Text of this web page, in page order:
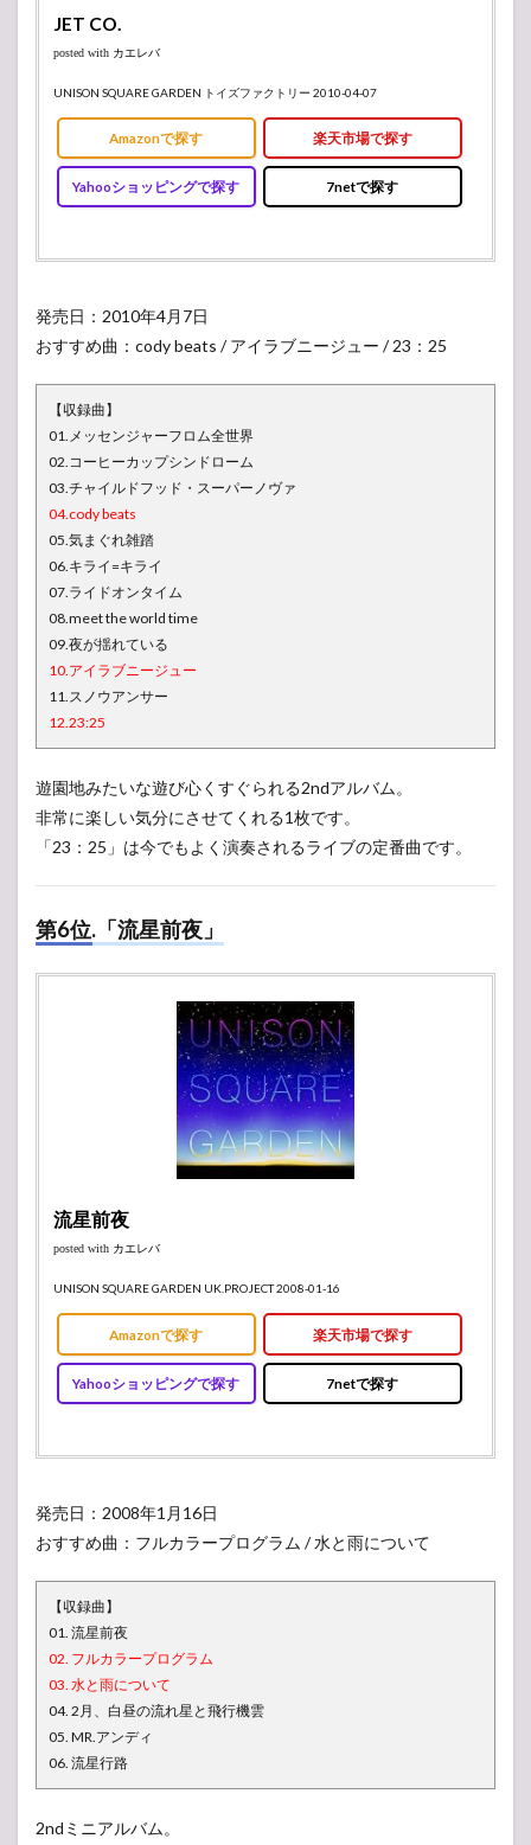
JET CO.
posted with カエレバ
UNISON SQUARE GARDEN トイズファクトリー 2010-04-07
Amazonで探す 楽天市場で探す
Yahooショッピングで探す 7netで探す
発売日：2010年4月7日
おすすめ曲：cody beats / アイラブニージュー / 23：25
【収録曲】
01.メッセンジャーフロム全世界
02.コーヒーカップシンドローム
03.チャイルドフッド・スーパーノヴァ
04.cody beats
05.気まぐれ雑踏
06.キライ=キライ
07.ライドオンタイム
08.meet the world time
09.夜が揺れている
10.アイラブニージュー
11.スノウアンサー
12.23:25
遊園地みたいな遊び心くすぐられる2ndアルバム。
非常に楽しい気分にさせてくれる1枚です。
「23：25」は今でもよく演奏されるライブの定番曲です。
第6位.「流星前夜」
流星前夜
posted with カエレバ
UNISON SQUARE GARDEN UK.PROJECT 2008-01-16
Amazonで探す 楽天市場で探す
Yahooショッピングで探す 7netで探す
発売日：2008年1月16日
おすすめ曲：フルカラープログラム / 水と雨について
【収録曲】
01. 流星前夜
02. フルカラープログラム
03. 水と雨について
04. 2月、白昼の流れ星と飛行機雲
05. MR.アンディ
06. 流星行路
2ndミニアルバム。